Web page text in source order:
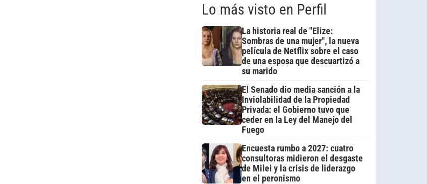
Lo más visto en Perfil
La historia real de "Elize:
Sombras de una mujer", la nueva
película de Netflix sobre el caso
de una esposa que descuartizó a
su marido
El Senado dio media sanción a la
Inviolabilidad de la Propiedad
Privada: el Gobierno tuvo que
ceder en la Ley del Manejo del
Fuego
Encuesta rumbo a 2027: cuatro
consultoras midieron el desgaste
de Milei y la crisis de liderazgo
en el peronismo